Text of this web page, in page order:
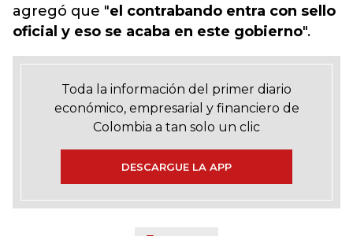
agregó que "el contrabando entra con sello
oficial y eso se acaba en este gobierno".
Toda la información del primer diario
económico, empresarial y financiero de
Colombia a tan solo un clic
DESCARGUE LA APP